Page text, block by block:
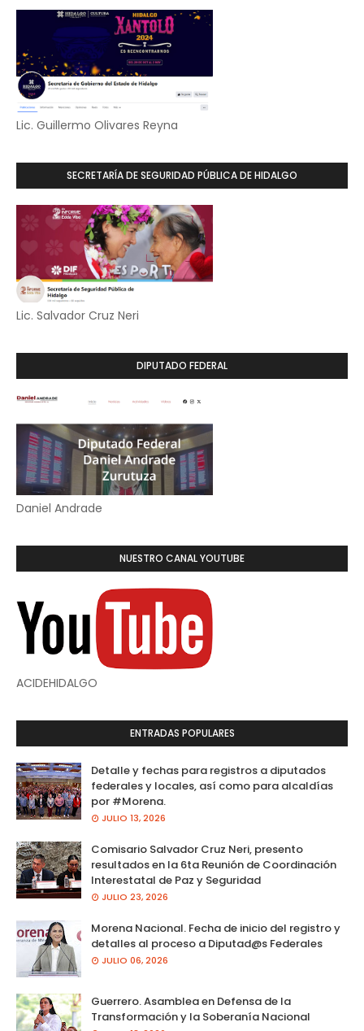
Lic. Guillermo Olivares Reyna
SECRETARÍA DE SEGURIDAD PÚBLICA DE HIDALGO
Lic. Salvador Cruz Neri
DIPUTADO FEDERAL
Daniel Andrade
NUESTRO CANAL YOUTUBE
ACIDEHIDALGO
ENTRADAS POPULARES
Detalle y fechas para registros a diputados
federales y locales, así como para alcaldías
por #Morena.
JULIO 13, 2026
Comisario Salvador Cruz Neri, presento
resultados en la 6ta Reunión de Coordinación
Interestatal de Paz y Seguridad
JULIO 23, 2026
Morena Nacional. Fecha de inicio del registro y
detalles al proceso a Diputad@s Federales
JULIO 06, 2026
Guerrero. Asamblea en Defensa de la
Transformación y la Soberanía Nacional